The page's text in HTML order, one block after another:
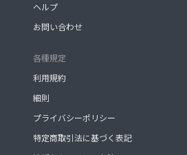
ヘルプ
お問い合わせ
各種規定
利用規約
細則
プライバシーポリシー
特定商取引法に基づく表記